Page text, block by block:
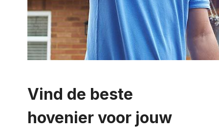
Vind de beste
hovenier voor jouw